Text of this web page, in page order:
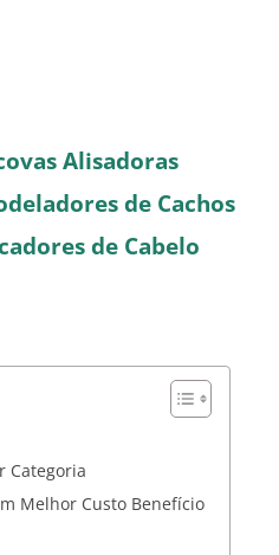
Alisadoras
de Cachos
de Cabelo
Categoria
Melhor Custo Benefício